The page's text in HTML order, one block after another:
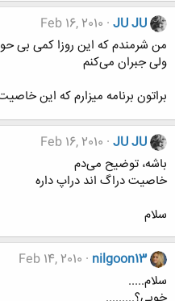
JU JU
Feb 16, 2010
من شرمندم که این روزا کمی بی
ولی جبران می‌کنم
براتون برنامه میزارم که این
JU JU
Feb 16, 2010
باشه، توضیح می‌دم
خاصیت دراگ اند دراپ داره
سلام
nilgoon13
Feb 14, 2010
سلام.....